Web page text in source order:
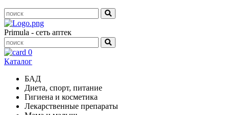
Primula - сеть аптек
0
Каталог
БАД
Диета, спорт, питание
Гигиена и косметика
Лекарственные препараты